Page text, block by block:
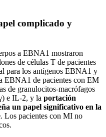
complicado y
a EBNA1 mostraron
de células T de pacientes
para los antígenos EBNA1 y
EBNA1 de pacientes con EM
de granulocitos-macrófagos
e IL-2, y la portación
un papel significativo en la
. Los pacientes con MI no